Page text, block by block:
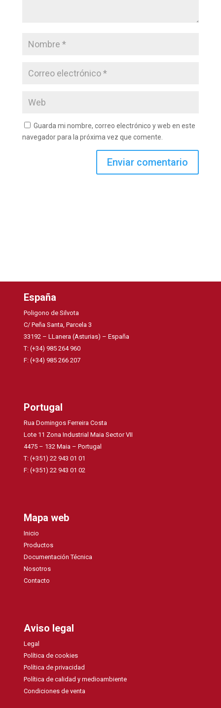
Guarda mi nombre, correo electrónico y web en este
navegador para la próxima vez que comente.
España
Poligono de Silvota
C/ Peña Santa, Parcela 3
33192 – LLanera (Asturias) – España
T: (+34) 985 264 960
F: (+34) 985 266 207
Portugal
Rua Domingos Ferreira Costa
Lote 11 Zona Industrial Maia Sector VII
4475 – 132 Maia – Portugal
T: (+351) 22 943 01 01
F: (+351) 22 943 01 02
Mapa web
Inicio
Productos
Documentación Técnica
Nosotros
Contacto
Aviso legal
Legal
Política de cookies
Política de privacidad
Política de calidad y medioambiente
Condiciones de venta